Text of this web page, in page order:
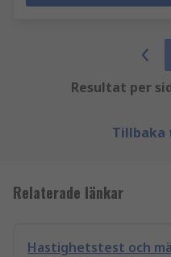
Resultat per
Tillbaka
Relaterade länkar
Hastighetstest och